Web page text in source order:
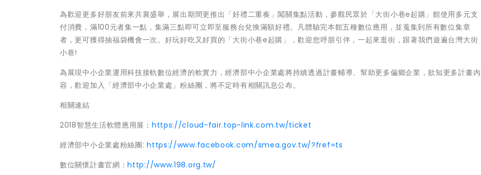
為歡迎更多好朋友前來共襄盛舉，展出期間更推出「好禮二重奏」闖關集點活動，參觀民眾於「大街小巷e起購」館使用多元支
付消費，滿100元者集一點，集滿三點即可立即至服務台兌換滿額好禮。凡體驗完本館五種數位應用，並蒐集到所有數位集章
者，更可獲得抽福袋機會一次。好玩好吃又好買的「大街小巷e起購」，歡迎您呼朋引伴，一起來逛街，跟著我們遊遍台灣大街
小巷!
為展現中小企業運用科技接軌數位經濟的軟實力，經濟部中小企業處將持續透過計畫輔導、幫助更多偏鄉企業，欲知更多計畫內
容，歡迎加入「經濟部中小企業處」粉絲團，將不定時有相關訊息公布。
相關連結
2018智慧生活軟體應用展 ： https://cloud-fair.top-link.com.tw/ticket
經濟部中小企業處粉絲團:https://www.facebook.com/smea.gov.tw/?fref=ts
數位關懷計畫官網：http://www.198.org.tw/